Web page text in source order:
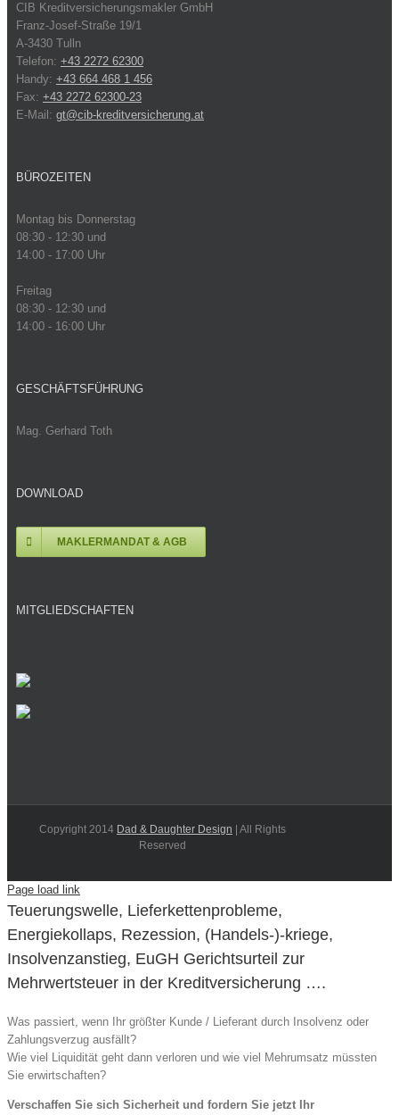
CIB Kreditversicherungsmakler GmbH
Franz-Josef-Straße 19/1
A-3430 Tulln
Telefon: +43 2272 62300
Handy: +43 664 468 1 456
Fax: +43 2272 62300-23
E-Mail: gt@cib-kreditversicherung.at
BÜROZEITEN
Montag bis Donnerstag
08:30 - 12:30 und
14:00 - 17:00 Uhr
Freitag
08:30 - 12:30 und
14:00 - 16:00 Uhr
GESCHÄFTSFÜHRUNG
Mag. Gerhard Toth
DOWNLOAD
MAKLERMANDAT & AGB
MITGLIEDSCHAFTEN
Copyright 2014 Dad & Daughter Design | All Rights
Reserved
Page load link
Teuerungswelle, Lieferkettenprobleme,
Energiekollaps, Rezession, (Handels-)-kriege,
Insolvenzanstieg, EuGH Gerichtsurteil zur
Mehrwertsteuer in der Kreditversicherung ….
Was passiert, wenn Ihr größter Kunde / Lieferant durch Insolvenz oder
Zahlungsverzug ausfällt?
Wie viel Liquidität geht dann verloren und wie viel Mehrumsatz müssten
Sie erwirtschaften?
Verschaffen Sie sich Sicherheit und fordern Sie jetzt Ihr